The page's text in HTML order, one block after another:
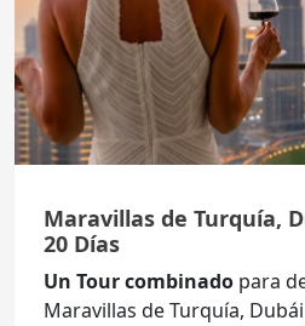
Maravillas de Turquía,
20 Días
Un Tour combinado para
Maravillas de Turquía,